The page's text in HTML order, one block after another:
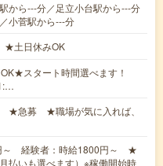
から---分／足立小台駅から---分
小菅駅から---分
★土日休みOK
スタート時間選べます！
★急募 ★職場が気に入れば、
～ 経験者：時給1800円～ ★
払いも選べます）※稼働開始時